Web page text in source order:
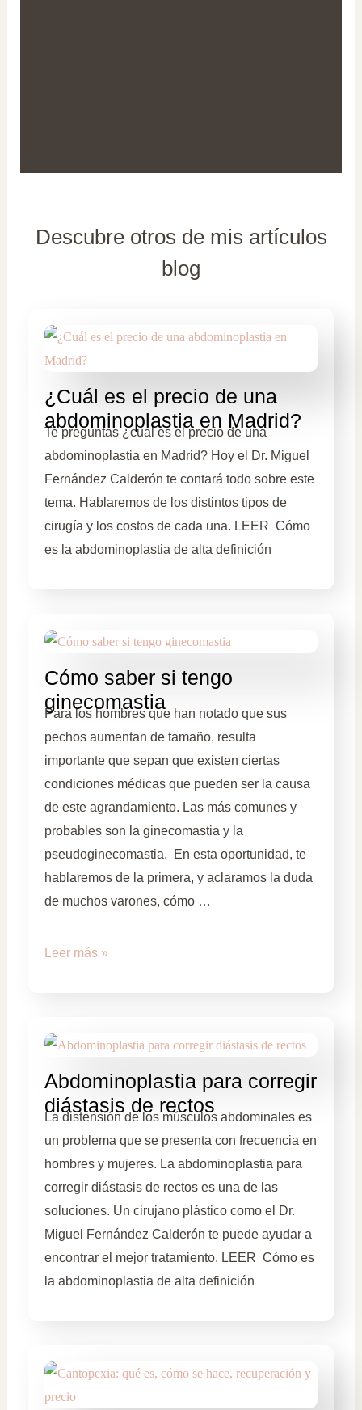
Descubre otros de mis artículos
blog
¿Cuál es el precio de una
abdominoplastia en Madrid?
Te preguntas ¿cuál es el precio de una
abdominoplastia en Madrid? Hoy el Dr. Miguel
Fernández Calderón te contará todo sobre este
tema. Hablaremos de los distintos tipos de
cirugía y los costos de cada una. LEER Cómo
es la abdominoplastia de alta definición
Cómo saber si tengo
ginecomastia
Para los hombres que han notado que sus
pechos aumentan de tamaño, resulta
importante que sepan que existen ciertas
condiciones médicas que pueden ser la causa
de este agrandamiento. Las más comunes y
probables son la ginecomastia y la
pseudoginecomastia. En esta oportunidad, te
hablaremos de la primera, y aclaramos la duda
de muchos varones, cómo …
Leer más »
Abdominoplastia para corregir
diástasis de rectos
La distensión de los músculos abdominales es
un problema que se presenta con frecuencia en
hombres y mujeres. La abdominoplastia para
corregir diástasis de rectos es una de las
soluciones. Un cirujano plástico como el Dr.
Miguel Fernández Calderón te puede ayudar a
encontrar el mejor tratamiento. LEER Cómo es
la abdominoplastia de alta definición